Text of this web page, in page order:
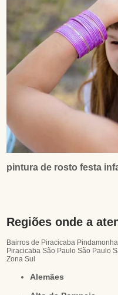
pintura de rosto festa
Regiões onde a
Bairros de Piracicaba
Piracicaba São Paulo São Paulo
Zona Sul
Alemães